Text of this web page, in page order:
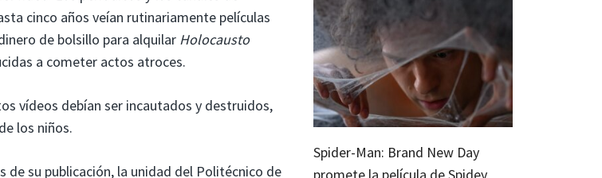
cinco años veían rutinariamente películas
de bolsillo para alquilar Holocausto
a cometer actos atroces.
vídeos debían ser incautados y destruidos,
los niños.
su publicación, la unidad del Politécnico de
Spider-Man: Brand New Day
promete la película de Spidey